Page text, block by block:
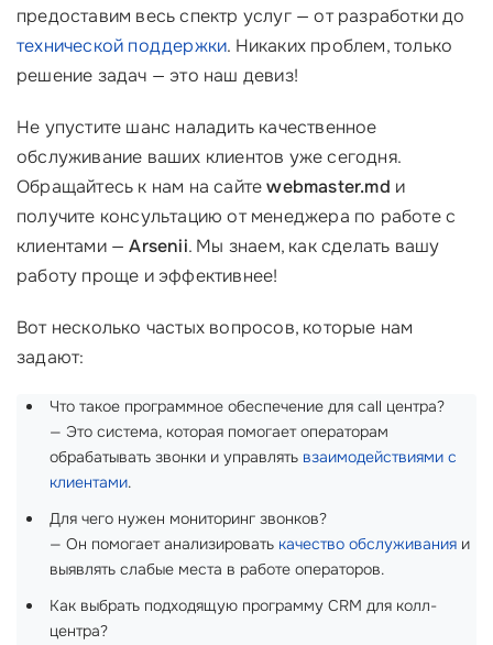
предоставим весь спектр услуг — от разработки до
технической поддержки. Никаких проблем, только
решение задач — это наш девиз!
Не упустите шанс наладить качественное
обслуживание ваших клиентов уже сегодня.
Обращайтесь к нам на сайтеwebmaster.md и
получите консультацию от менеджера по работе с
клиентами —Arsenii. Мы знаем, как сделать вашу
работу проще и эффективнее!
Вот несколько частых вопросов, которые нам
задают:
Что такое программное обеспечение для call центра?
— Это система, которая помогает операторам
обрабатывать звонки и управлять взаимодействиями с
клиентами.
Для чего нужен мониторинг звонков?
— Он помогает анализировать качество обслуживания и
выявлять слабые места в работе операторов.
Как выбрать подходящую программу CRM для колл-
центра?